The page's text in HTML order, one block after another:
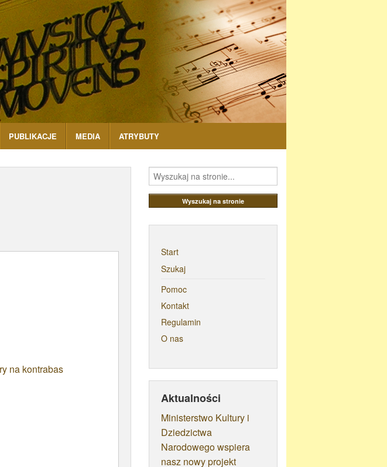
PUBLIKACJE MEDIA ATRYBUTY
na kontrabas
Start
Szukaj
Pomoc
Kontakt
Regulamin
O nas
Aktualności
Ministerstwo Kultury i
Dziedzictwa
Narodowego wspiera
nasz nowy projekt